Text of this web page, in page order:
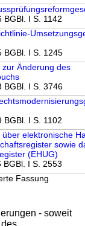
BGBl. I S. 1142
BGBl. I S. 1245
Änderung des
BGBl. I S. 3746
BGBl. I S. 1102
über elektronische
sowie
(EHUG)
BGBl. I S. 2553
Fassung
- soweit